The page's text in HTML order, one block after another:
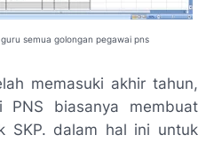
semua golongan pegawai pns
memasuki akhir tahun,
PNS biasanya membuat
SKP. dalam hal ini untuk